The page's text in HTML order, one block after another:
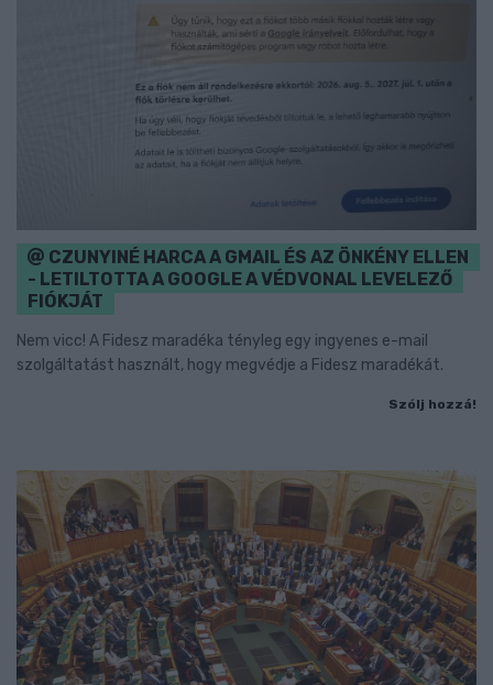
CZUNYINÉ HARCA A GMAIL ÉS AZ ÖNKÉNY ELLEN
- LETILTOTTA A GOOGLE A VÉDVONAL LEVELEZŐ
FIÓKJÁT
Nem vicc! A Fidesz maradéka tényleg egy ingyenes e-mail
szolgáltatást használt, hogy megvédje a Fidesz maradékát.
Szólj hozzá!